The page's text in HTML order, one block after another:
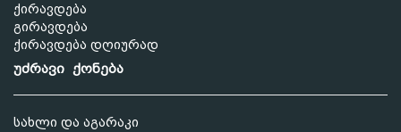
ქირავდება
გირავდება
ქირავდება დღიურად
უძრავი ქონება
სახლი და აგარაკი